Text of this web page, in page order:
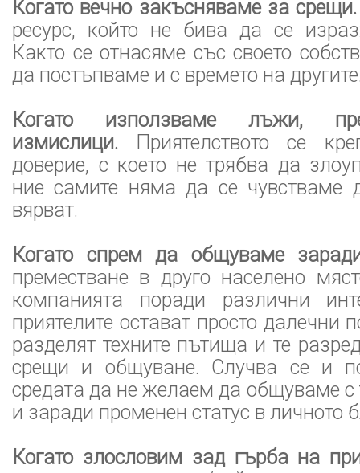
Когато вечно закъсняваме за
ресурс, който не бива да се
Както се отнасяме със своето
да постъпваме и с времето на
Когато използваме лъжи,
измислици. Приятелството се
доверие, с което не трябва да
ние самите няма да се чувстваме
вярват.
Когато спрем да общуваме
преместване в друго населено
компанията поради различни
приятелите остават просто далечни
разделят техните пътища и те
срещи и общуване. Случва се и
средата да не желаем да общуваме с
и заради променен статус в личното
Когато злословим зад гърба на